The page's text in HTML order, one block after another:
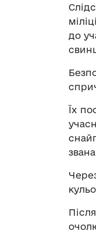
до
Їх